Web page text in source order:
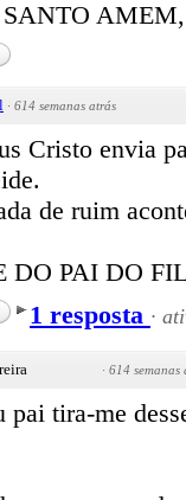
SANTO
· 614 semanas atrás
Cristo envia
de ruim
DO PAI DO
1 resposta ·
· 614 semanas
pai tira-me